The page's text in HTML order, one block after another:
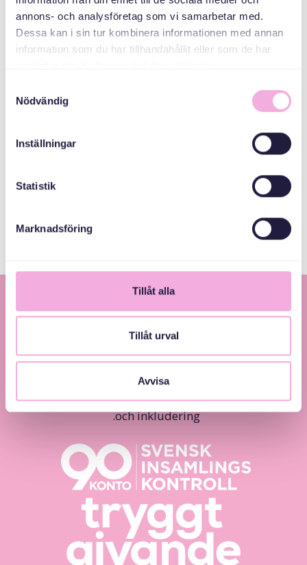
annons- och analysföretag som vi samarbetar med.
Dessa kan i sin tur kombinera informationen med annan
information som du har tillhandahållit eller som de har
Nödvändig
Inställningar
Statistik
Marknadsföring
Tillåt alla
Tillåt urval
Avvisa
Svenska med baby
Svenska med baby – Föräldraträffar för jämlikhet
och inkludering.